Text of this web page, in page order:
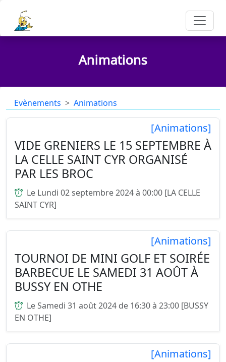
Animations
Evènements Animations
[Animations]
VIDE GRENIERS LE 15 SEPTEMBRE À
LA CELLE SAINT CYR ORGANISÉ
PAR LES BROC
Le Lundi 02 septembre 2024 à 00:00 [LA CELLE
SAINT CYR]
[Animations]
TOURNOI DE MINI GOLF ET SOIRÉE
BARBECUE LE SAMEDI 31 AOÛT À
BUSSY EN OTHE
Le Samedi 31 août 2024 de 16:30 à 23:00 [BUSSY
EN OTHE]
[Animations]